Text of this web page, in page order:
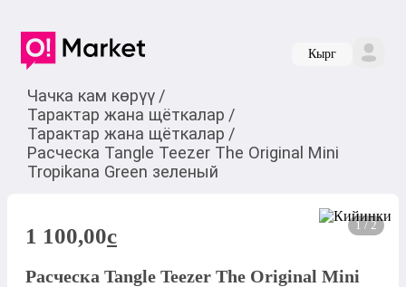
Кырг
Чачка кам көрүү /
Тарактар жана щёткалар /
Тарактар жана щёткалар /
Расческа Tangle Teezer The Original Mini
Tropikana Green зеленый
1 / 2
1 100,00c
Расческа Tangle Teezer The Original Mini